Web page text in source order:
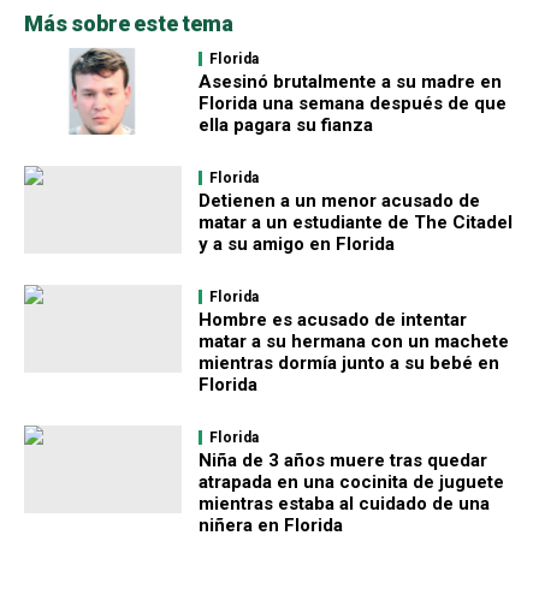
Más sobre este tema
Florida
Asesinó brutalmente a su madre en
Florida una semana después de que
ella pagara su fianza
Florida
Detienen a un menor acusado de
matar a un estudiante de The Citadel
y a su amigo en Florida
Florida
Hombre es acusado de intentar
matar a su hermana con un machete
mientras dormía junto a su bebé en
Florida
Florida
Niña de 3 años muere tras quedar
atrapada en una cocinita de juguete
mientras estaba al cuidado de una
niñera en Florida